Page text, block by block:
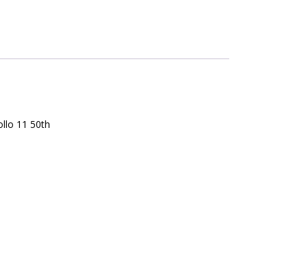
11 50th